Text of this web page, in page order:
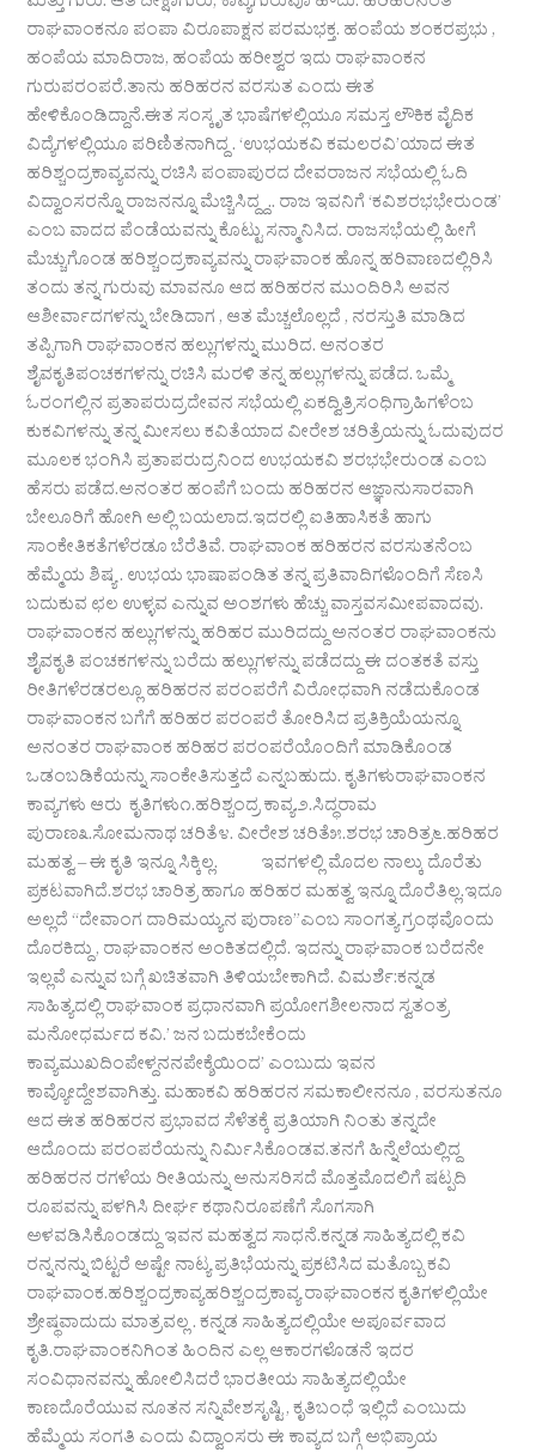
ರಾಘವಾಂಕನೂ ಪಂಪಾ ವಿರೂಪಾಕ್ಷನ ಪರಮಭಕ್ತ. ಹಂಪೆಯ ಶಂಕರಪ್ರಭು ,
ಹಂಪೆಯ ಮಾದಿರಾಜ, ಹಂಪೆಯ ಹರೀಶ್ವರ ಇದು ರಾಘವಾಂಕನ
ಗುರುಪರಂಪರೆ.ತಾನು ಹರಿಹರನ ವರಸುತ ಎಂದು ಈತ
ಹೇಳಿಕೊಂಡಿದ್ದಾನೆ.ಈತ ಸಂಸ್ಕೃತ ಭಾಷೆಗಳಲ್ಲಿಯೂ ಸಮಸ್ತ ಲೌಕಿಕ ವೈದಿಕ
ವಿದ್ಯೆಗಳಲ್ಲಿಯೂ ಪರಿಣಿತನಾಗಿದ್ದ . ‘ಉಭಯಕವಿ ಕಮಲರವಿ’ಯಾದ ಈತ
ಹರಿಶ್ಚಂದ್ರಕಾವ್ಯವನ್ನು ರಚಿಸಿ ಪಂಪಾಪುರದ ದೇವರಾಜನ ಸಭೆಯಲ್ಲಿ ಓದಿ
ವಿದ್ವಾಂಸರನ್ನೊ ರಾಜನನ್ನೂ ಮೆಚ್ಚಿಸಿದ್ದ್ದ.. ರಾಜ ಇವನಿಗೆ ‘ಕವಿಶರಭಭೇರುಂಡ’
ಎಂಬ ವಾದದ ಪೆಂಡೆಯವನ್ನು ಕೊಟ್ಟು ಸನ್ಮಾನಿಸಿದ. ರಾಜಸಭೆಯಲ್ಲಿ ಹೀಗೆ
ಮೆಚ್ಚುಗೊಂಡ ಹರಿಶ್ಚಂದ್ರಕಾವ್ಯವನ್ನು ರಾಘವಾಂಕ ಹೊನ್ನ ಹರಿವಾಣದಲ್ಲಿರಿಸಿ
ತಂದು ತನ್ನ ಗುರುವು ಮಾವನೂ ಆದ ಹರಿಹರನ ಮುಂದಿರಿಸಿ ಅವನ
ಆಶೀರ್ವಾದಗಳನ್ನು ಬೇಡಿದಾಗ , ಆತ ಮೆಚ್ಚಲೊಲ್ಲದೆ , ನರಸ್ತುತಿ ಮಾಡಿದ
ತಪ್ಪಿಗಾಗಿ ರಾಘವಾಂಕನ ಹಲ್ಲುಗಳನ್ನು ಮುರಿದ. ಅನಂತರ
ಶೈವಕೃತಿಪಂಚಕಗಳನ್ನು ರಚಿಸಿ ಮರಳಿ ತನ್ನ ಹಲ್ಲುಗಳನ್ನು ಪಡೆದ. ಒಮ್ಮೆ
ಓರಂಗಲ್ಲಿನ ಪ್ರತಾಪರುದ್ರದೇವನ ಸಭೆಯಲ್ಲಿ ಏಕದ್ವಿತ್ರಿಸಂಧಿಗ್ರಾಹಿಗಳೆಂಬ
ಕುಕವಿಗಳನ್ನು ತನ್ನ ಮೀಸಲು ಕವಿತೆಯಾದ ವೀರೇಶ ಚರಿತ್ರೆಯನ್ನು ಓದುವುದರ
ಮೂಲಕ ಭಂಗಿಸಿ ಪ್ರತಾಪರುದ್ರನಿಂದ ಉಭಯಕವಿ ಶರಭಭೇರುಂಡ ಎಂಬ
ಹೆಸರು ಪಡೆದ.ಅನಂತರ ಹಂಪೆಗೆ ಬಂದು ಹರಿಹರನ ಆಜ್ಞಾನುಸಾರವಾಗಿ
ಬೇಲೂರಿಗೆ ಹೋಗಿ ಅಲ್ಲಿ ಬಯಲಾದ.ಇದರಲ್ಲಿ ಐತಿಹಾಸಿಕತೆ ಹಾಗು
ಸಾಂಕೇತಿಕತೆಗಳೆರಡೂ ಬೆರೆತಿವೆ. ರಾಘವಾಂಕ ಹರಿಹರನ ವರಸುತನೆಂಬ
ಹೆಮ್ಮೆಯ ಶಿಷ್ಯ . ಉಭಯ ಭಾಷಾಪಂಡಿತ ತನ್ನ ಪ್ರತಿವಾದಿಗಳೊಂದಿಗೆ ಸೆಣಸಿ
ಬದುಕುವ ಛಲ ಉಳ್ಳವ ಎನ್ನುವ ಅಂಶಗಳು ಹೆಚ್ಚು ವಾಸ್ತವಸಮೀಪವಾದವು.
ರಾಘವಾಂಕನ ಹಲ್ಲುಗಳನ್ನು ಹರಿಹರ ಮುರಿದದ್ದು ಅನಂತರ ರಾಘವಾಂಕನು
ಶೈವಕೃತಿ ಪಂಚಕಗಳನ್ನು ಬರೆದು ಹಲ್ಲುಗಳನ್ನು ಪಡೆದದ್ದು ಈ ದಂತಕತೆ ವಸ್ತು
ರೀತಿಗಳೆರಡರಲ್ಲೂ ಹರಿಹರನ ಪರಂಪರೆಗೆ ವಿರೋಧವಾಗಿ ನಡೆದುಕೊಂಡ
ರಾಘವಾಂಕನ ಬಗೆಗೆ ಹರಿಹರ ಪರಂಪರೆ ತೋರಿಸಿದ ಪ್ರತಿಕ್ರಿಯೆಯನ್ನೂ
ಅನಂತರ ರಾಘವಾಂಕ ಹರಿಹರ ಪರಂಪರೆಯೊಂದಿಗೆ ಮಾಡಿಕೊಂಡ
ಒಡಂಬಡಿಕೆಯನ್ನು ಸಾಂಕೇತಿಸುತ್ತದೆ ಎನ್ನಬಹುದು. ಕೃತಿಗಳುರಾಘವಾಂಕನ
ಕಾವ್ಯಗಳು ಆರು ಕೃತಿಗಳು೧.ಹರಿಶ್ಚಂದ್ರ ಕಾವ್ಯ.೨.ಸಿದ್ಧರಾಮ
ಪುರಾಣ೩.ಸೋಮನಾಥ ಚರಿತೆ೪. ವೀರೇಶ ಚರಿತೆ೫.ಶರಭ ಚಾರಿತ್ರ೬.ಹರಿಹರ
ಮಹತ್ವ – ಈ ಕೃತಿ ಇನ್ನೂ ಸಿಕ್ಕಿಲ್ಲ. ಇವಗಳಲ್ಲಿ ಮೊದಲ ನಾಲ್ಕು ದೊರೆತು
ಪ್ರಕಟವಾಗಿದೆ.ಶರಭ ಚಾರಿತ್ರ ಹಾಗೂ ಹರಿಹರ ಮಹತ್ವ ಇನ್ನೂ ದೊರೆತಿಲ್ಲ.ಇದೂ
ಅಲ್ಲದೆ “ದೇವಾಂಗ ದಾರಿಮಯ್ಯನ ಪುರಾಣ”ಎಂಬ ಸಾಂಗತ್ಯ ಗ್ರಂಥವೊಂದು
ದೊರಕಿದ್ದು , ರಾಘವಾಂಕನ ಅಂಕಿತದಲ್ಲಿದೆ. ಇದನ್ನು ರಾಘವಾಂಕ ಬರೆದನೇ
ಇಲ್ಲವೆ ಎನ್ನುವ ಬಗ್ಗೆ ಖಚಿತವಾಗಿ ತಿಳಿಯಬೇಕಾಗಿದೆ. ವಿಮರ್ಶೆ:ಕನ್ನಡ
ಸಾಹಿತ್ಯದಲ್ಲಿ ರಾಘವಾಂಕ ಪ್ರಧಾನವಾಗಿ ಪ್ರಯೋಗಶೀಲನಾದ ಸ್ವತಂತ್ರ
ಮನೋಧರ್ಮದ ಕವಿ.’ ಜನ ಬದುಕಬೇಕೆಂದು
ಕಾವ್ಯಮುಖದಿಂಪೇಳ್ದನನಪೇಕ್ಶೆಯಿಂದ’ ಎಂಬುದು ಇವನ
ಕಾವ್ಯೋದ್ದೇಶವಾಗಿತ್ತು. ಮಹಾಕವಿ ಹರಿಹರನ ಸಮಕಾಲೀನನೂ , ವರಸುತನೂ
ಆದ ಈತ ಹರಿಹರನ ಪ್ರಭಾವದ ಸೆಳೆತಕ್ಕೆ ಪ್ರತಿಯಾಗಿ ನಿಂತು ತನ್ನದೇ
ಆದೊಂದು ಪರಂಪರೆಯನ್ನು ನಿರ್ಮಿಸಿಕೊಂಡವ.ತನಗೆ ಹಿನ್ನೆಲೆಯಲ್ಲಿದ್ದ
ಹರಿಹರನ ರಗಳೆಯ ರೀತಿಯನ್ನು ಅನುಸರಿಸದೆ ಮೊತ್ತಮೊದಲಿಗೆ ಷಟ್ಪದಿ
ರೂಪವನ್ನು ಪಳಗಿಸಿ ದೀರ್ಘ ಕಥಾನಿರೂಪಣೆಗೆ ಸೊಗಸಾಗಿ
ಅಳವಡಿಸಿಕೊಂಡದ್ದು ಇವನ ಮಹತ್ವದ ಸಾಧನೆ.ಕನ್ನಡ ಸಾಹಿತ್ಯದಲ್ಲಿ ಕವಿ
ರನ್ನನನ್ನು ಬಿಟ್ಟರೆ ಅಷ್ಟೇ ನಾಟ್ಯ ಪ್ರತಿಭೆಯನ್ನು ಪ್ರಕಟಿಸಿದ ಮತೊಬ್ಬ ಕವಿ
ರಾಘವಾಂಕ.ಹರಿಶ್ಚಂದ್ರಕಾವ್ಯಹರಿಶ್ಚಂದ್ರಕಾವ್ಯ ರಾಘವಾಂಕನ ಕೃತಿಗಳಲ್ಲಿಯೇ
ಶ್ರೇಷ್ಥವಾದುದು ಮಾತ್ರವಲ್ಲ . ಕನ್ನಡ ಸಾಹಿತ್ಯದಲ್ಲಿಯೇ ಅಪೂರ್ವವಾದ
ಕೃತಿ.ರಾಘವಾಂಕನಿಗಿಂತ ಹಿಂದಿನ ಎಲ್ಲ ಆಕಾರಗಳೊಡನೆ ಇದರ
ಸಂವಿಧಾನವನ್ನು ಹೋಲಿಸಿದರೆ ಭಾರತೀಯ ಸಾಹಿತ್ಯದಲ್ಲಿಯೇ
ಕಾಣದೊರೆಯುವ ನೂತನ ಸನ್ನಿವೇಶಸೃಷ್ಟಿ , ಕೃತಿಬಂಧೆ ಇಲ್ಲಿದೆ ಎಂಬುದು
ಹೆಮ್ಮೆಯ ಸಂಗತಿ ಎಂದು ವಿದ್ವಾಂಸರು ಈ ಕಾವ್ಯದ ಬಗ್ಗೆ ಅಭಿಪ್ರಾಯ